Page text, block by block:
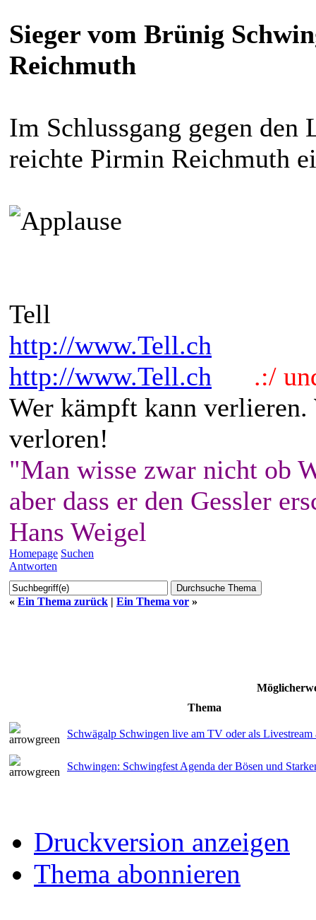
Sieger vom Brünig
Reichmuth
Im Schlussgang gegen
reichte Pirmin Reichmuth
Tell
http://www.Tell.ch
http://www.Tell.ch
.:/
Wer kämpft kann
verloren!
"Man wisse zwar nicht ob
aber dass er den Gessler
Hans Weigel
Homepage Suchen
Antworten
« Ein Thema zurück | Ein Thema vor »
Thema
Schwägalp Schwingen live am TV oder als Livestream
Schwingen: Schwingfest Agenda der Bösen und
Druckversion anzeigen
Thema abonnieren